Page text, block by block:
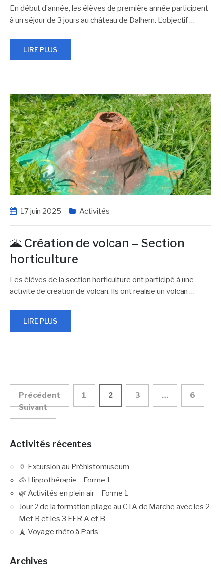
En début d’année, les élèves de première année participent
à un séjour de 3 jours au château de Dalhem. L’objectif…
LIRE PLUS
17 juin 2025 Activités
🌋 Création de volcan – Section
horticulture
Les élèves de la section horticulture ont participé à une
activité de création de volcan. Ils ont réalisé un volcan …
LIRE PLUS
Navigation
des
articles
Précédent 1 2 3 …
6
Suivant
Activités récentes
🏺 Excursion au Préhistomuseum
🐴 Hippothérapie – Forme 1
🌿 Activités en plein air – Forme 1
Jour 2 de la formation pliage au CTA de Marche avec les 2
Met B et les 3 FER A et B
🗼 Voyage rhéto à Paris
Archives